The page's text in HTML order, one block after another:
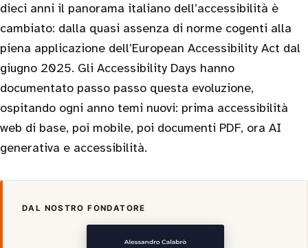
dieci anni il panorama italiano dell’accessibilità è
cambiato: dalla quasi assenza di norme cogenti alla
piena applicazione dell’European Accessibility Act dal
giugno 2025. Gli Accessibility Days hanno
documentato passo passo questa evoluzione,
ospitando ogni anno temi nuovi: prima accessibilità
web di base, poi mobile, poi documenti PDF, ora AI
generativa e accessibilità.
DAL NOSTRO FONDATORE